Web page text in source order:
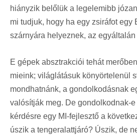
hiányzik belőlük a legelemibb
mi tudjuk, hogy ha egy zsiráfot egy
szárnyára helyeznek, az
E gépek absztrakciói tehát
mieink; világlátásuk könyörtelenül
mondhatnánk, a gondolkodásnak
valósítják meg. De gondolkodnak-
kérdésre egy MI-fejlesztő a
úszik a tengeralattjáró? Úszik, de